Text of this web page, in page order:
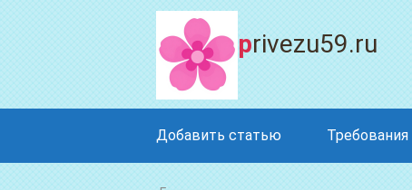
privezu59.ru
Добавить статью